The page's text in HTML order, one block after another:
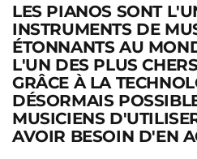
LES PIANOS SONT
INSTRUMENTS DE
ÉTONNANTS AU
L'UN DES PLUS
GRÂCE À LA
DÉSORMAIS
MUSICIENS
AVOIR BESOIN D'EN